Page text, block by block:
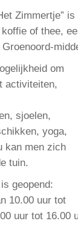
Zimmertje”
of thee,
om
activiteiten,
sjoelen,
yoga,
kan men zich
tuin.
geopend:
10.00 uur tot
uur tot 16.00